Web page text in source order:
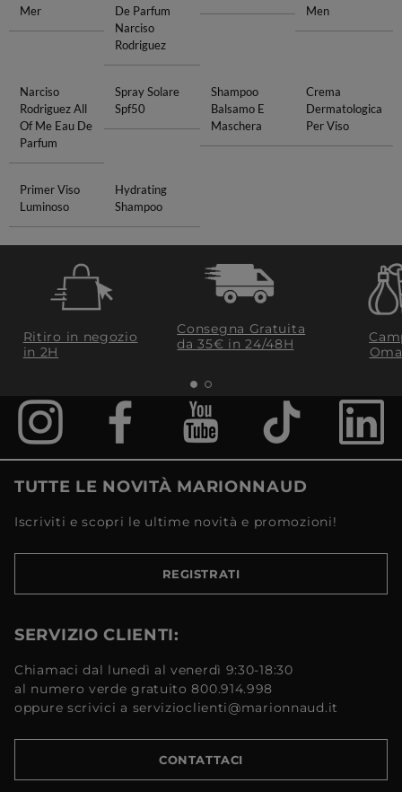
Mer
De Parfum
Narciso
Rodriguez
Men
Narciso
Rodriguez All
Of Me Eau De
Parfum
Spray Solare
Spf50
Shampoo
Balsamo E
Maschera
Crema
Dermatologica
Per Viso
Primer Viso
Luminoso
Hydrating
Shampoo
Ritiro in negozio
in 2H
Consegna Gratuita
da 35€​ in 24/48H
TUTTE LE NOVITÀ MARIONNAUD
Iscriviti e scopri le ultime novità e promozioni!
REGISTRATI
SERVIZIO CLIENTI:
Chiamaci dal lunedì al venerdì 9:30-18:30
al numero verde gratuito 800.914.998
oppure scrivici a servizioclienti@marionnaud.it
CONTATTACI